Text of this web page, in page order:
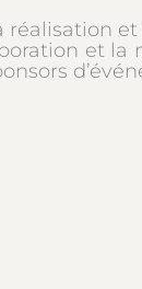
réalisation
et